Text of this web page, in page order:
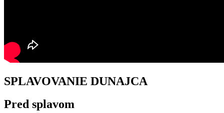
SPLAVOVANIE DUNAJCA
Pred splavom